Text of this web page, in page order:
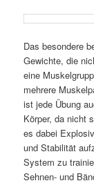
Das besondere
Gewichte, die
eine
mehrere
ist jede Übung
Körper, da nicht
es dabei
und Stabilität
System zu
Sehnen- und